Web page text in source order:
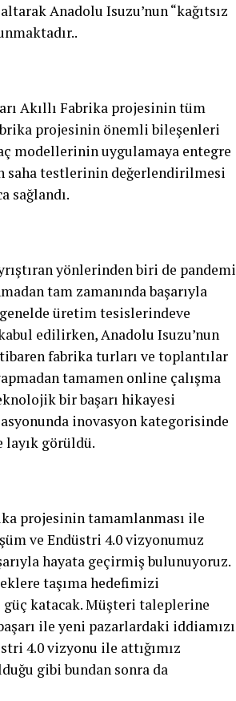
Anadolu Isuzu’nun “kağıtsız
Akıllı Fabrika projesinin tüm
projesinin önemli bileşenleri
modellerinin uygulamaya entegre
saha testlerinin değerlendirilmesi
sağlandı.
yönlerinden biri de pandemi
tam zamanında başarıyla
üretim tesislerindeve
edilirken, Anadolu Isuzu’nun
fabrika turları ve toplantılar
tamamen online çalışma
bir başarı hikayesi
inovasyon kategorisinde
layık görüldü.
projesinin tamamlanması ile
ve Endüstri 4.0 vizyonumuz
hayata geçirmiş bulunuyoruz.
taşıma hedefimizi
güç katacak. Müşteri taleplerine
ile yeni pazarlardaki iddiamızı
4.0 vizyonu ile attığımız
gibi bundan sonra da